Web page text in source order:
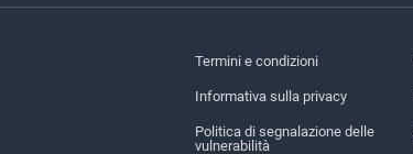
Termini e condizioni
Informativa sulla privacy
Politica di segnalazione delle
vulnerabilità